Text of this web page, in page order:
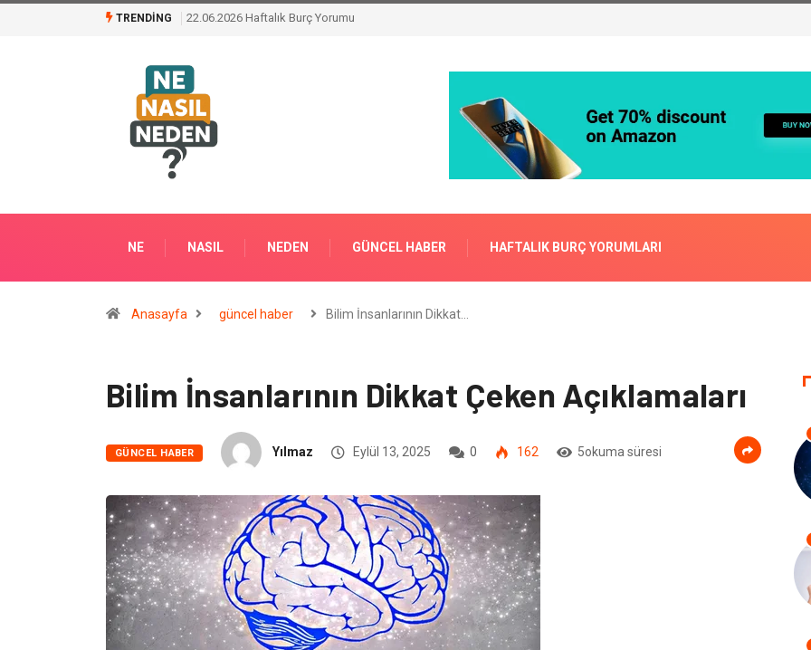
TRENDING Klima Bakımının Önemi Nedir ?
NE NASIL NEDEN GÜNCEL HABER HAFTALIK BURÇ YORUMLARI
Anasayfa güncel haber Bilim İnsanlarının Dikkat…
Bilim İnsanlarının Dikkat Çeken Açıklamaları
GÜNCEL HABER Yılmaz Eylül 13, 2025 0 162 5okuma süresi